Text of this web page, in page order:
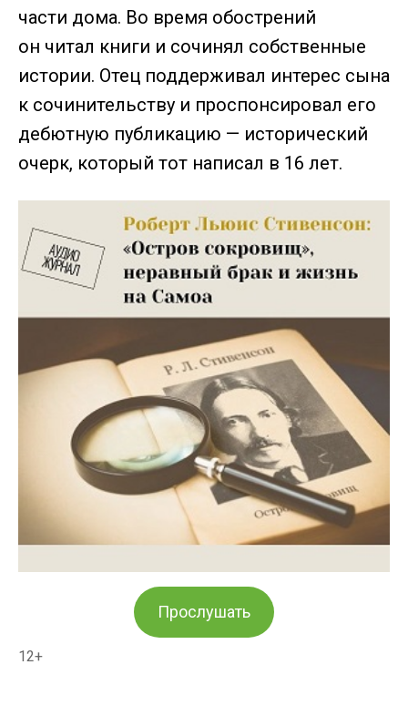
части дома. Во время обострений
он читал книги и сочинял собственные
истории. Отец поддерживал интерес сына
к сочинительству и проспонсировал его
дебютную публикацию — исторический
очерк, который тот написал в 16 лет.
Прослушать
12+